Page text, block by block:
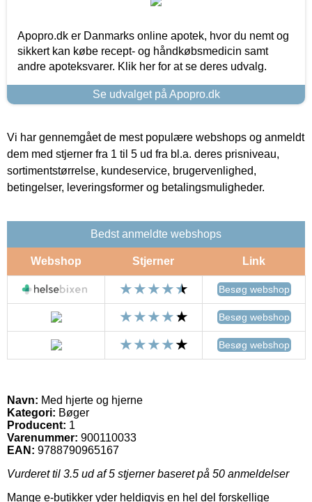
Apopro.dk er Danmarks online apotek, hvor du nemt og
sikkert kan købe recept- og håndkøbsmedicin samt
andre apoteksvarer. Klik her for at se deres udvalg.
Se udvalget på Apopro.dk
Vi har gennemgået de mest populære webshops og anmeldt
dem med stjerner fra 1 til 5 ud fra bl.a. deres prisniveau,
sortimentstørrelse, kundeservice, brugervenlighed,
betingelser, leveringsformer og betalingsmuligheder.
Bedst anmeldte webshops
Webshop Stjerner Link
Besøg webshop
Besøg webshop
Besøg webshop
Navn: Med hjerte og hjerne
Kategori: Bøger
Producent: 1
Varenummer: 900110033
EAN: 9788790965167
Vurderet til 3.5 ud af 5 stjerner baseret på 50 anmeldelser
Mange e-butikker yder heldigvis en hel del forskellige